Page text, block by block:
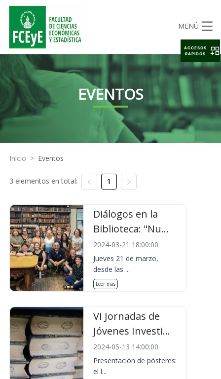
MENÚ
EVENTOS
Inicio > Eventos
3 elementos en total: 1
Diálogos en la
Biblioteca: "Nu...
2024-03-21 18:00:00
Jueves 21 de marzo,
desde las ...
Leer más
VI Jornadas de
Jóvenes Investi...
2024-05-13 14:00:00
Presentación de pósteres:
el l...
ACCESOS
RAPIDOS